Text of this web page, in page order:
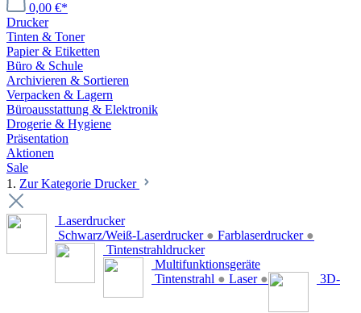
0,00 €*
Drucker
Tinten & Toner
Papier & Etiketten
Büro & Schule
Archivieren & Sortieren
Verpacken & Lagern
Büroausstattung & Elektronik
Drogerie & Hygiene
Präsentation
Aktionen
Sale
1. Zur Kategorie Drucker
Laserdrucker
Schwarz/Weiß-Laserdrucker ● Farblaserdrucker ●
Tintenstrahldrucker
Multifunktionsgeräte
Tintenstrahl ● Laser ● 3D-